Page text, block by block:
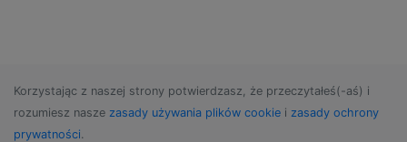
Korzystając z naszej strony potwierdzasz, że przeczytałeś(-aś) i
rozumiesz nasze zasady używania plików cookie i zasady ochrony
prywatności.